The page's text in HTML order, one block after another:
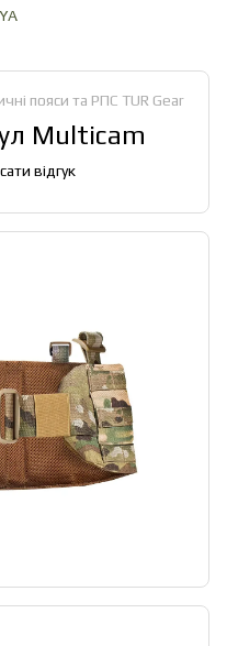
пояси та РПС TUR Gear
Multicam
відгук